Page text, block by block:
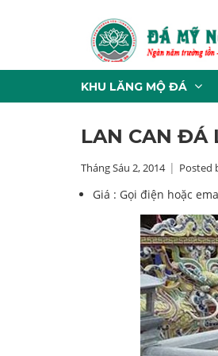
KHU LĂNG MỘ ĐÁ
LAN CAN ĐÁ
Tháng Sáu 2, 2014 Posted
Giá : Gọi điện hoặc